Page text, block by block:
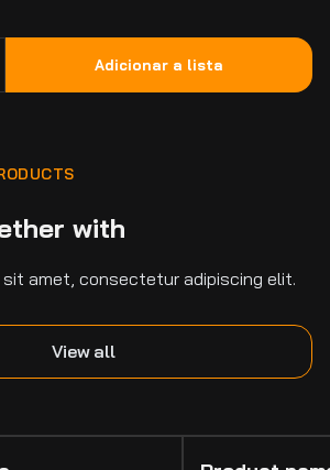
with
sit amet, consectetur adipiscing elit.
View all